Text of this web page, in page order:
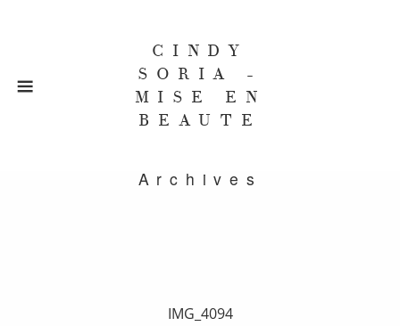
CINDY
SORIA -
MISE EN
BEAUTE
Archives
IMG_4094